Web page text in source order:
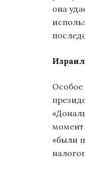
она
Особое
момент
«были